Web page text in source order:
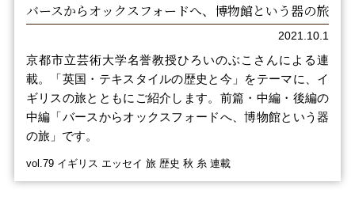
バースからオックスフォードへ、博物館という器の旅
2021.10.1
京都市立芸術大学名誉教授ひろいのぶこさんによる連
載。「英国・テキスタイルの歴史と今」をテーマに、イ
ギリスの旅とともにご紹介します。前篇・中編・後編の
中編「バースからオックスフォードへ、博物館という器
の旅」です。
vol.79 イギリス エッセイ 旅 歴史 秋 糸 連載